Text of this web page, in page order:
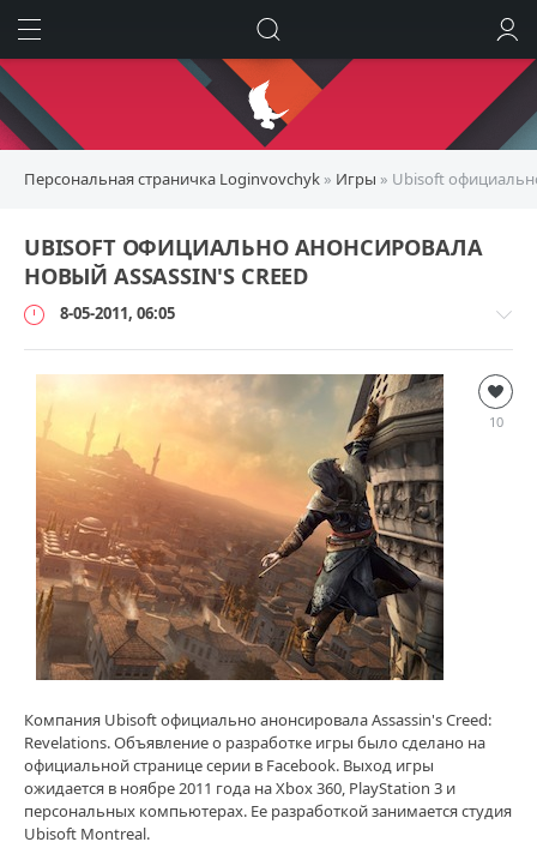
Персональная страничка Loginvovchyk » Игры » Ubisoft
UBISOFT ОФИЦИАЛЬНО АНОНСИРОВАЛА
НОВЫЙ ASSASSIN'S CREED
8-05-2011, 06:05
loginvovchyk
4
913
0
10
Компания Ubisoft официально анонсировала Assassin's Creed:
Revelations. Объявление о разработке игры было сделано на
официальной странице серии в Facebook. Выход игры
ожидается в ноябре 2011 года на Xbox 360, PlayStation 3 и
персональных компьютерах. Ее разработкой занимается студия
Ubisoft Montreal.